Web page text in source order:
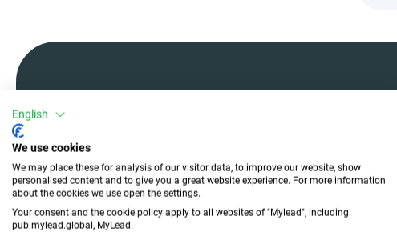
Word lid en kies de
perfecte campagne
Word een van de MyLead-gebruikers
English
We use cookies
We may place these for analysis of our visitor data, to improve our website, show
personalised content and to give you a great website experience. For more information
about the cookies we use open the settings.
Your consent and the cookie policy apply to all websites of "Mylead", including:
pub.mylead.global, MyLead.